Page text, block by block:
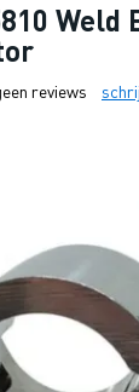
Weld
reviews